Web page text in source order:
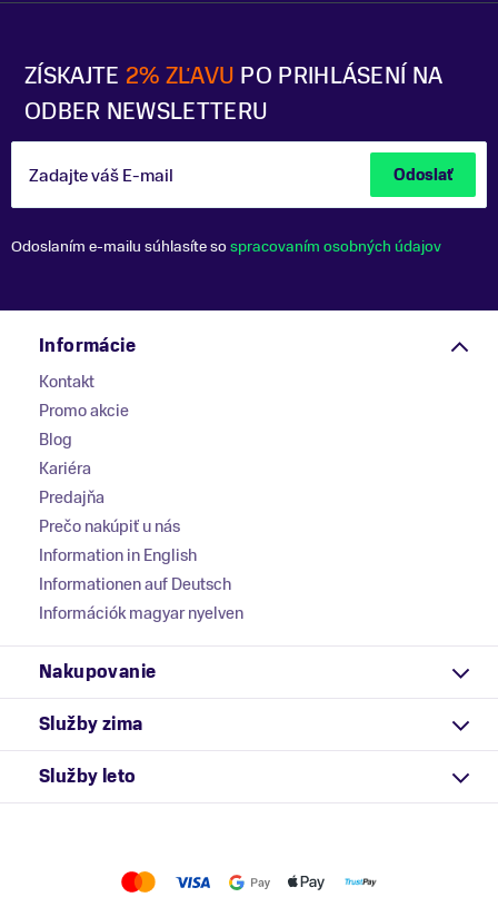
ZÍSKAJTE 2% ZĽAVU PO PRIHLÁSENÍ NA
ODBER NEWSLETTERU
Zadajte váš E-mail Odoslať
Odoslaním e-mailu súhlasíte sospracovaním osobných údajov
Informácie
Kontakt
Promo akcie
Blog
Kariéra
Predajňa
Prečo nakúpiť u nás
Information in English
Informationen auf Deutsch
Információk magyar nyelven
Nakupovanie
Služby zima
Služby leto